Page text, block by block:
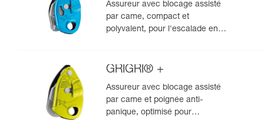
Assureur avec blocage assisté
par came, compact et
polyvalent, pour l'escalade en
GRIGRI® +
Assureur avec blocage assisté
par came et poignée anti-
panique, optimisé pour